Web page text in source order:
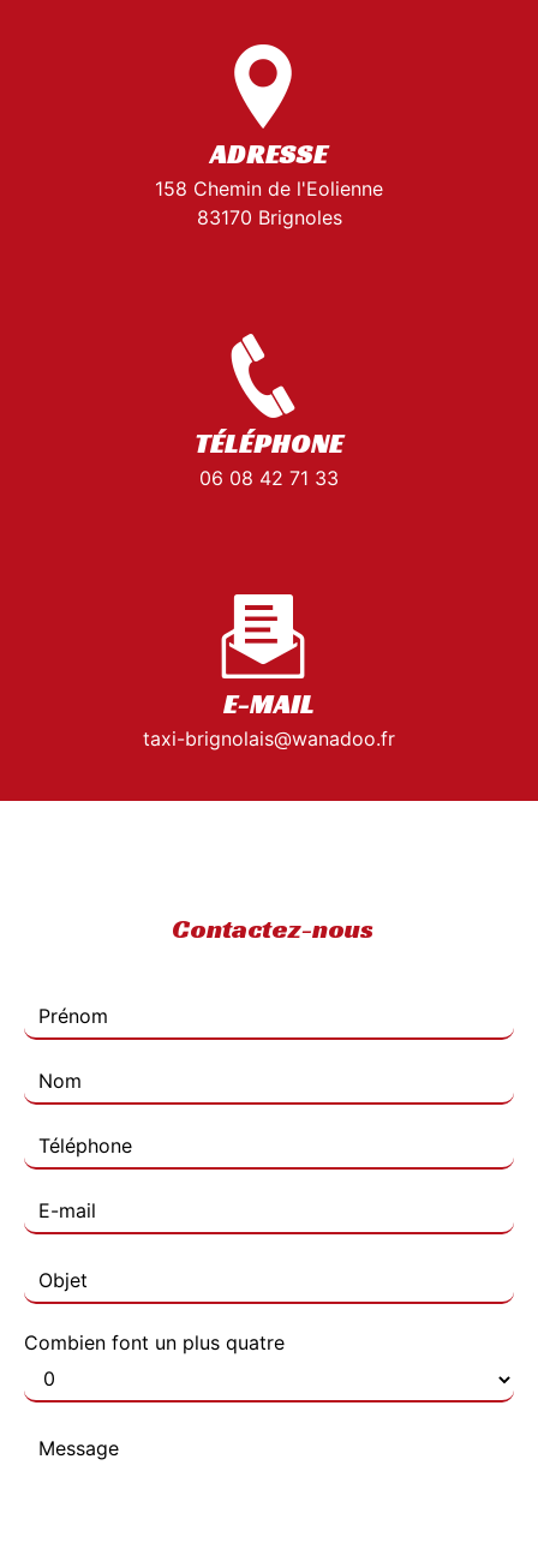
ADRESSE
158 Chemin de l'Eolienne
83170 Brignoles
TÉLÉPHONE
06 08 42 71 33
E-MAIL
taxi-brignolais@wanadoo.fr
Contactez-nous
Combien font un plus quatre